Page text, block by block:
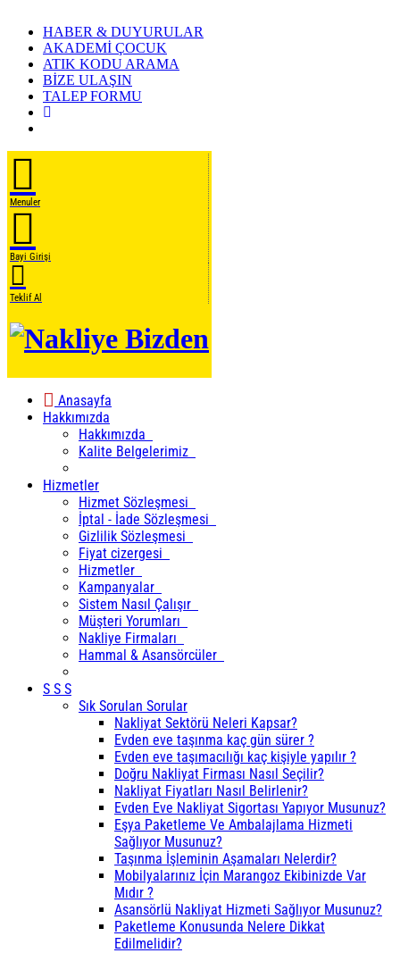
HABER & DUYURULAR
AKADEMİ ÇOCUK
ATIK KODU ARAMA
BİZE ULAŞIN
TALEP FORMU
Menuler
Bayi Girişi
Teklif Al
Anasayfa
Hakkımızda
Hakkımızda
Kalite Belgelerimiz
Hizmetler
Hizmet Sözleşmesi
İptal - İade Sözleşmesi
Gizlilik Sözleşmesi
Fiyat cizergesi
Hizmetler
Kampanyalar
Sistem Nasıl Çalışır
Müşteri Yorumları
Nakliye Firmaları
Hammal & Asansörcüler
S S S
Sık Sorulan Sorular
Nakliyat Sektörü Neleri Kapsar?
Evden eve taşınma kaç gün sürer ?
Evden eve taşımacılığı kaç kişiyle yapılır ?
Doğru Nakliyat Firması Nasıl Seçilir?
Nakliyat Fiyatları Nasıl Belirlenir?
Evden Eve Nakliyat Sigortası Yapıyor Musunuz?
Eşya Paketleme Ve Ambalajlama Hizmeti
Sağlıyor Musunuz?
Taşınma İşleminin Aşamaları Nelerdir?
Mobilyalarınız İçin Marangoz Ekibinizde Var
Mıdır ?
Asansörlü Nakliyat Hizmeti Sağlıyor Musunuz?
Paketleme Konusunda Nelere Dikkat
Edilmelidir?